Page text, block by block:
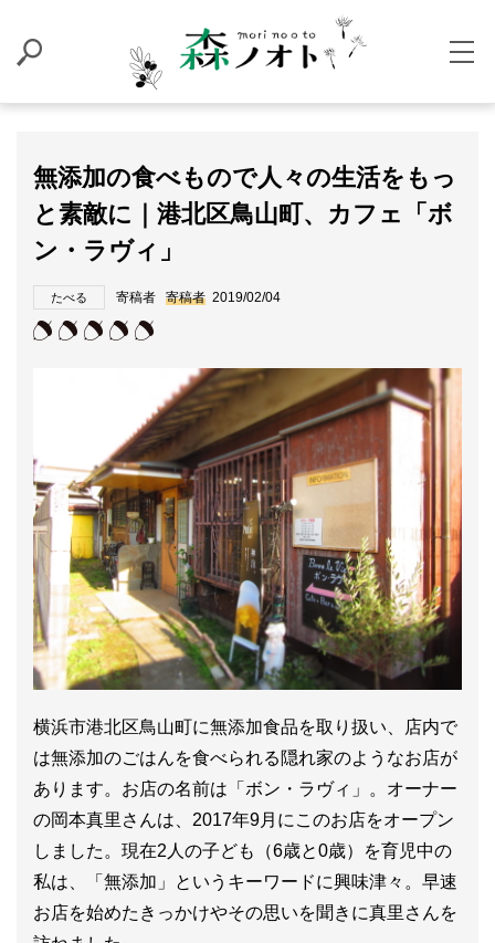
無添加の食べもので人々の生活をもっ
と素敵に｜港北区鳥山町、カフェ「ボ
ン・ラヴィ」
たべる 寄稿者 寄稿者 2019/02/04
横浜市港北区鳥山町に無添加食品を取り扱い、店内で
は無添加のごはんを食べられる隠れ家のようなお店が
あります。お店の名前は「ボン・ラヴィ」。オーナー
の岡本真里さんは、2017年9月にこのお店をオープン
しました。現在2人の子ども（6歳と0歳）を育児中の
私は、「無添加」というキーワードに興味津々。早速
お店を始めたきっかけやその思いを聞きに真里さんを